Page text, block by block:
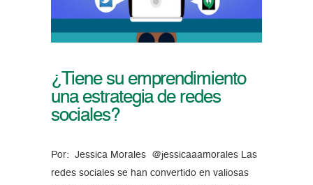
¿Tiene su emprendimiento
una estrategia de redes
sociales?
Por: Jessica Morales @jessicaaamorales Las
redes sociales se han convertido en valiosas